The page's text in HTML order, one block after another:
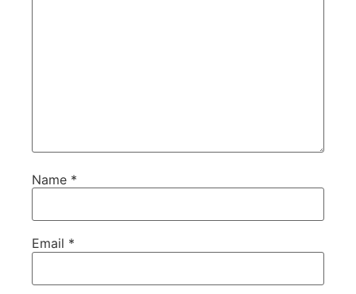
Name *
Email *